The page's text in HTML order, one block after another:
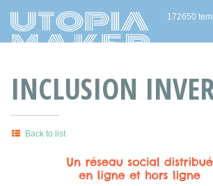
172650
INCLUSION
Back to list